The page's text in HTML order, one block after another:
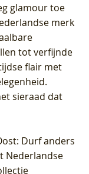
glamour toe
merk
tot verfijnde
flair met
sieraad dat
: Durf anders
Nederlandse